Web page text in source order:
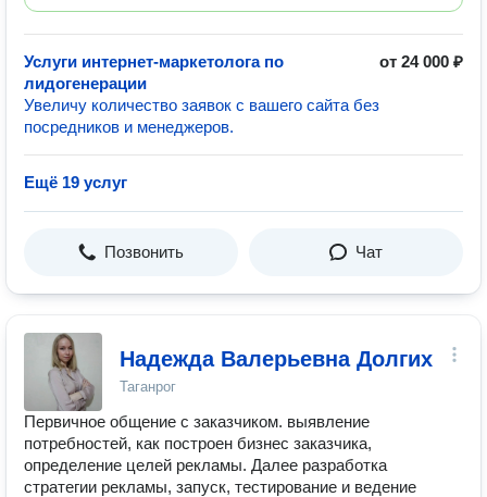
Услуги интернет-маркетолога по
лидогенерации
от 24 000 ₽
Увеличу количество заявок с вашего сайта без
посредников и менеджеров.
Ещё 19 услуг
Позвонить Чат
Надежда Валерьевна Долгих
Таганрог
Первичное общение с заказчиком. выявление
потребностей, как построен бизнес заказчика,
определение целей рекламы. Далее разработка
стратегии рекламы, запуск, тестирование и ведение